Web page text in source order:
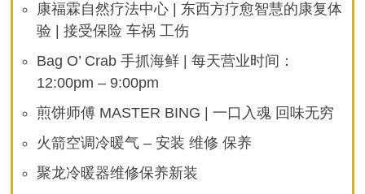
康福霖自然疗法中心 | 东西方疗愈智慧的康复体
验 | 接受保险 车祸 工伤
Bag O’ Crab 手抓海鲜 | 每天营业时间：
12:00pm – 9:00pm
煎饼师傅 MASTER BING | 一口入魂 回味无穷
火箭空调冷暖气 – 安装 维修 保养
聚龙冷暖器维修保养新装